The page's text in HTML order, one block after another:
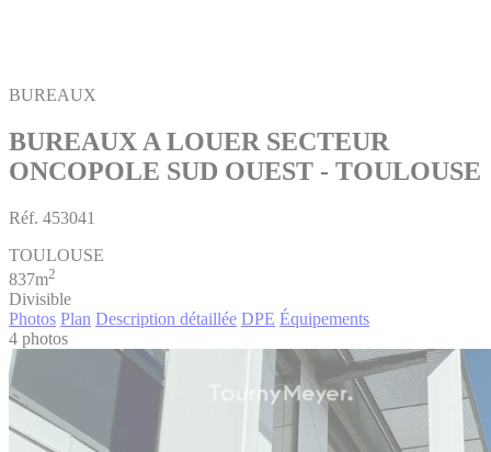
BUREAUX
BUREAUX A LOUER SECTEUR
ONCOPOLE SUD OUEST - TOULOUSE
Réf. 453041
TOULOUSE
837m2
Divisible
Photos Plan Description détaillée DPE Équipements
4 photos